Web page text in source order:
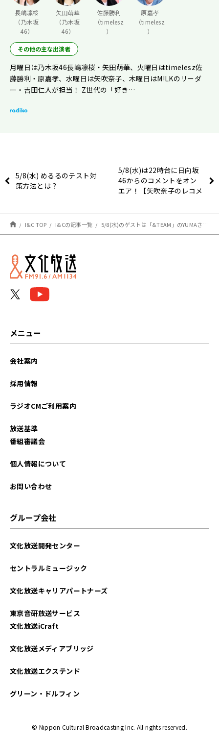
長嶋凛桜
（乃木坂
46）
矢田萌華
（乃木坂
46）
佐藤勝利
（timelesz
）
原嘉孝
（timelesz
）
その他の主な出演者
月曜日は乃木坂46長嶋凛桜・矢田萌華、火曜日はtimelesz佐
藤勝利・原嘉孝、水曜日は矢吹奈子、木曜日はM!LKのリーダ
ー・吉田仁人が担当！ Z世代の「好き…
5/8(水) めるるのテスト対
策方法とは？
5/8(水)は22時台に日向坂
46からのコメントをオン
エア！【矢吹奈子のレコメ
I&C TOP I&Cの記事一覧 5/8(水)のゲストは「&TEAM」のYUMAさん、MAKIさん！【矢吹奈子のレコメン！】
メニュー
会社案内
採用情報
ラジオCMご利用案内
放送基準
番組審議会
個人情報について
お問い合わせ
グループ会社
文化放送開発センター
セントラルミュージック
文化放送キャリアパートナーズ
東京音研放送サービス
文化放送iCraft
文化放送メディアブリッジ
文化放送エクステンド
グリーン・ドルフィン
© Nippon Cultural Broadcasting Inc. All rights reserved.